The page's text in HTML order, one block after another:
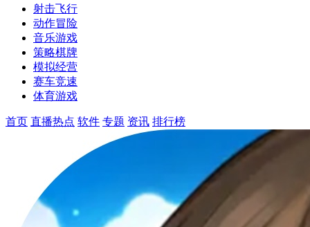
射击飞行
动作冒险
音乐游戏
策略棋牌
模拟经营
赛车竞速
体育游戏
首页 直播热点 软件 专题 资讯 排行榜